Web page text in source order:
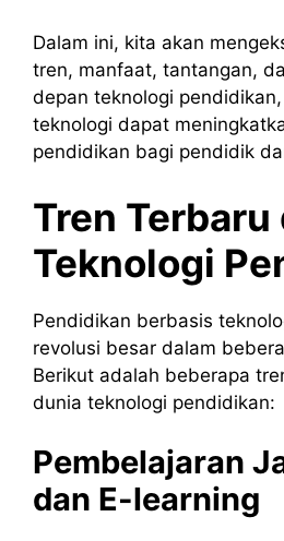
Dalam ini, kita akan
tren, manfaat, tantangan,
depan teknologi
teknologi dapat
pendidikan bagi pendidik
Tren Terbaru
Teknologi
Pendidikan berbasis
revolusi besar dalam
Berikut adalah beberapa
dunia teknologi pendidikan:
Pembelajaran
dan E-learning